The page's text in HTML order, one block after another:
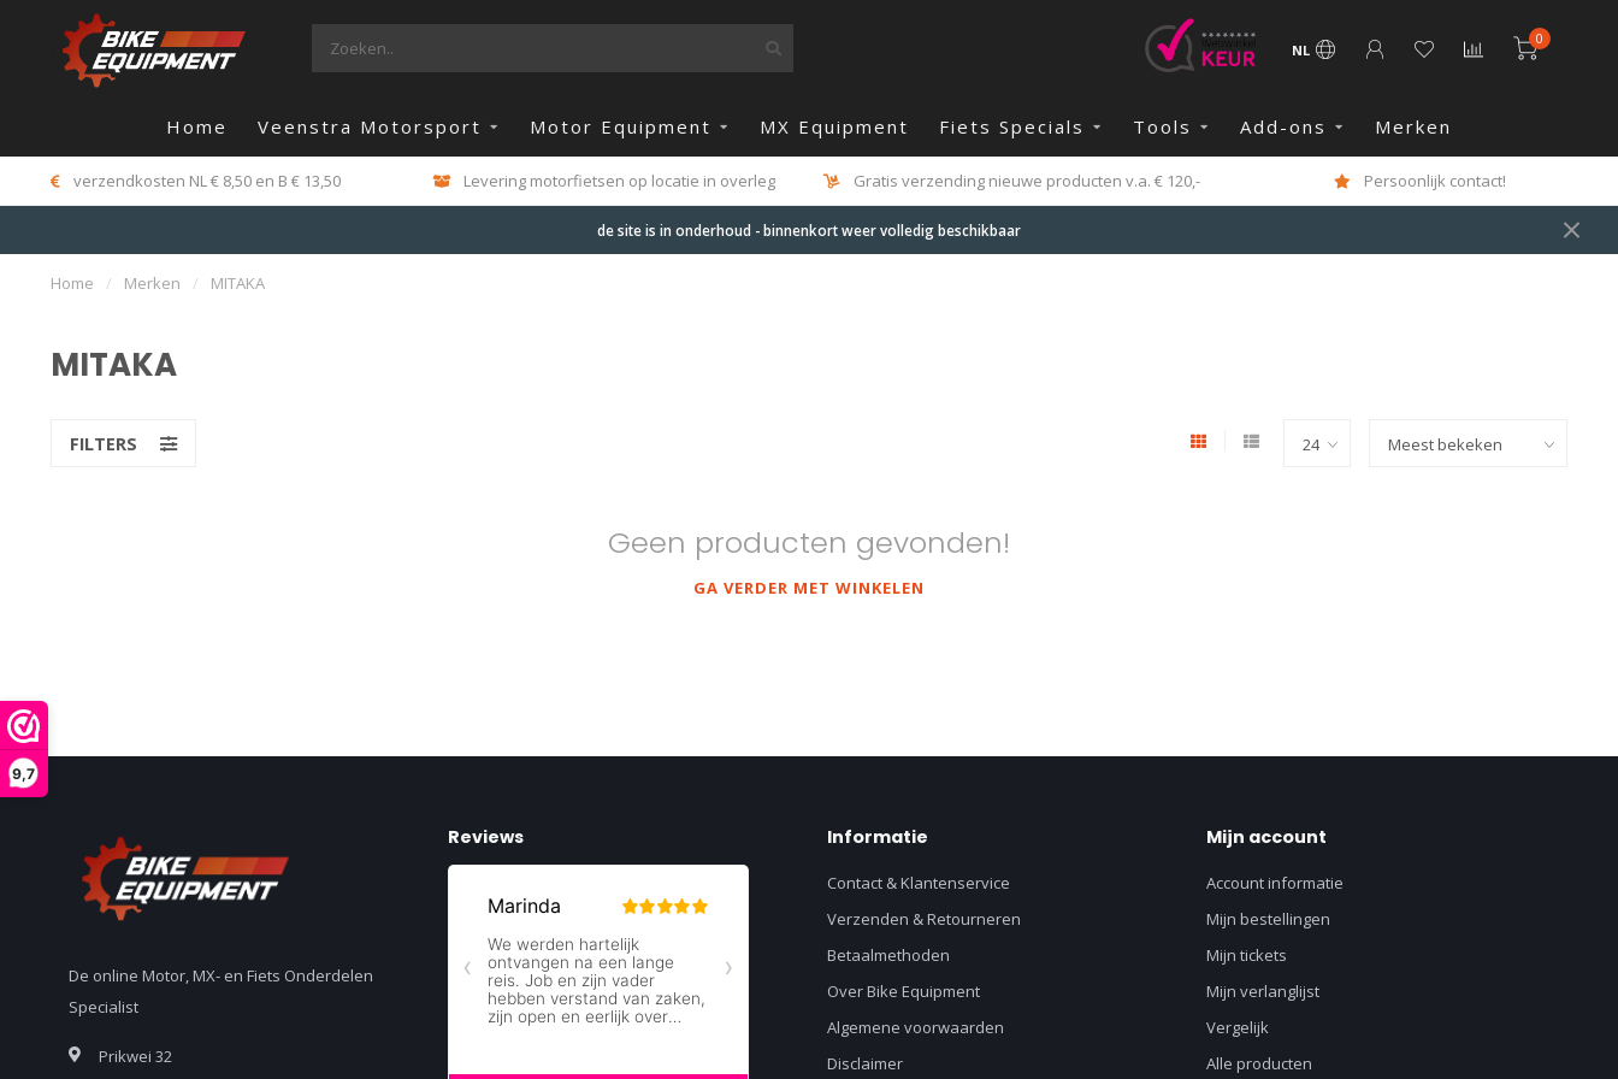
9,7
NL
0
Home Veenstra Motorsport Motor Equipment MX Equipment Fiets Specials Tools Add-ons Merken
verzendkosten NL € 8,50 en B € 13,50 Levering motorfietsen op locatie in overleg Gratis verzending nieuwe producten v.a. € 120,- Persoonlijk contact!
de site is in onderhoud - binnenkort weer volledig beschikbaar
Home / Merken / MITAKA
MITAKA
FILTERS
Geen producten gevonden!
GA VERDER MET WINKELEN
De online Motor, MX- en Fiets Onderdelen
Specialist
Prikwei 32
Reviews Informatie
Contact & Klantenservice
Verzenden & Retourneren
Betaalmethoden
Over Bike Equipment
Algemene voorwaarden
Disclaimer
Mijn account
Account informatie
Mijn bestellingen
Mijn tickets
Mijn verlanglijst
Vergelijk
Alle producten